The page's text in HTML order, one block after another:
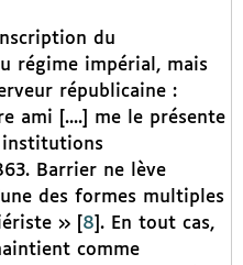
du
régime impérial, mais
républicaine :
ami [....] me le présente
institutions
Barrier ne lève
des formes multiples
»[ 8 . En tout cas,
comme